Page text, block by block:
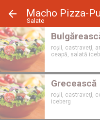
Macho Pizza-
Salate
roșii, castraveţi,
ceapă, salată
Grecească
roșii, castraveţi,
iceberg